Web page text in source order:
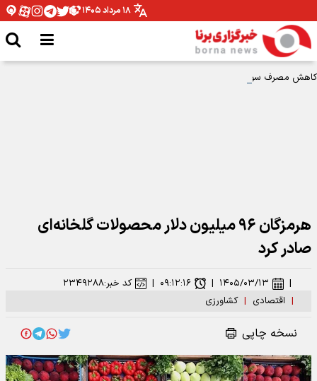
۱۸ مرداد ۱۴۰۵
کاهش مصرف سوخت و آلایندگی با اصلاح آیین نامه اجرایی صنعت خودرو
هرمزگان ۹۶ میلیون دلار محصولات گلخانه‌ای
صادر کرد
| اقتصادی | کشاورزی
| ۱۴۰۵/۰۳/۱۳ | ۰۹:۱۲:۱۶ | کد خبر:۲۳۴۹۲۸۸
نسخه چاپی